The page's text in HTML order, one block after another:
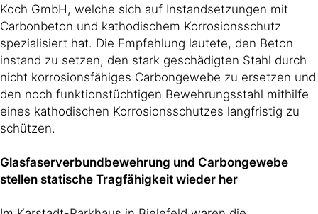
Koch GmbH, welche sich auf Instandsetzungen mit
Carbonbeton und kathodischem Korrosionsschutz
spezialisiert hat. Die Empfehlung lautete, den Beton
instand zu setzen, den stark geschädigten Stahl durch
nicht korrosionsfähiges Carbongewebe zu ersetzen und
den noch funktionstüchtigen Bewehrungsstahl mithilfe
eines kathodischen Korrosionsschutzes langfristig zu
schützen.
Glasfaserverbundbewehrung und Carbongewebe
stellen statische Tragfähigkeit wieder her